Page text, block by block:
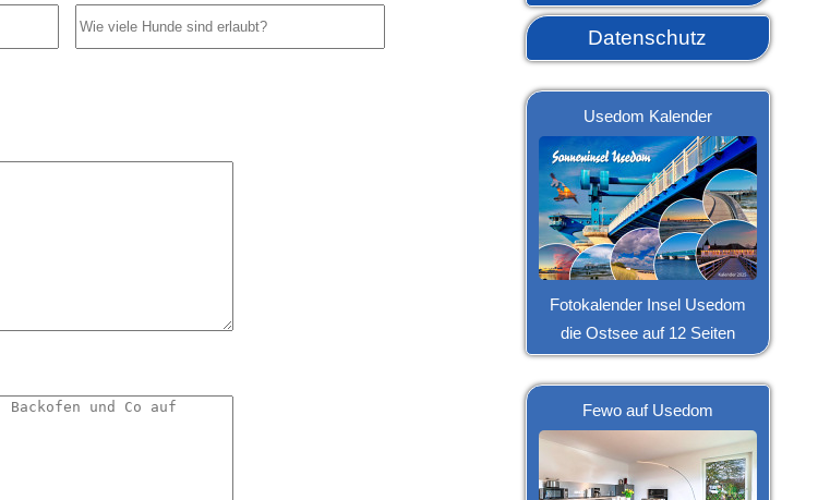
Datenschutz
Usedom Kalender
Fotokalender Insel Usedom
die Ostsee auf 12 Seiten
Fewo auf Usedom